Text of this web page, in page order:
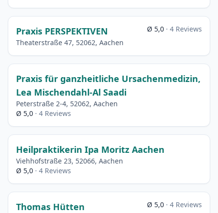
Praxis PERSPEKTIVEN
Theaterstraße 47, 52062, Aachen
Ø 5,0 · 4 Reviews
Praxis für ganzheitliche Ursachenmedizin,
Lea Mischendahl-Al Saadi
Peterstraße 2-4, 52062, Aachen
Ø 5,0 · 4 Reviews
Heilpraktikerin Ipa Moritz Aachen
Viehhofstraße 23, 52066, Aachen
Ø 5,0 · 4 Reviews
Thomas Hütten Ø 5,0 · 4 Reviews